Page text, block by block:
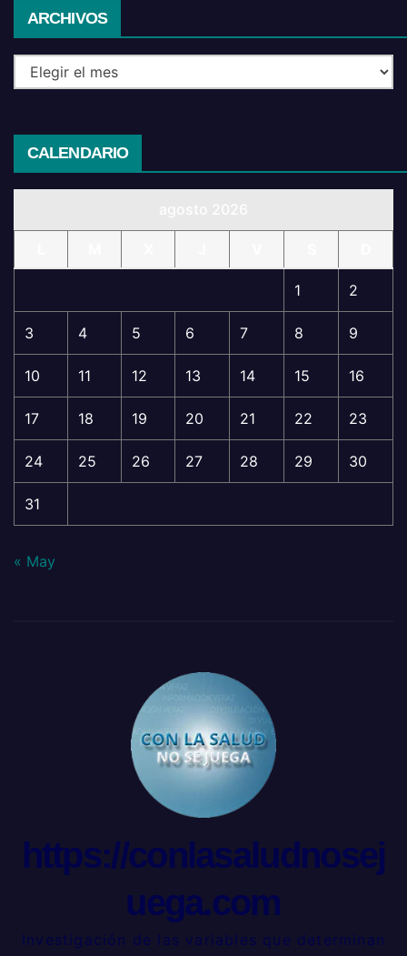
ARCHIVOS
CALENDARIO
1 2
3 4 5 6 7 8 9
10 11 12 13 14 15 16
17 18 19 20 21 22 23
24 25 26 27 28 29 30
31
« May
https://conlasaludnosej
uega.com
Investigación de las variables que determinan